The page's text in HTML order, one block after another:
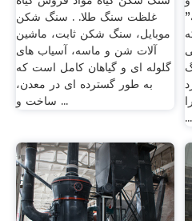
غلظت سنگ طلا. . سنگ شکن
موبایل، سنگ شکن ثابت، ماشین
آلات شن و ماسه، آسیاب های
گلوله ای و گیاهان کامل است که
به طور گسترده ای در معدن،
ساخت و ...
...